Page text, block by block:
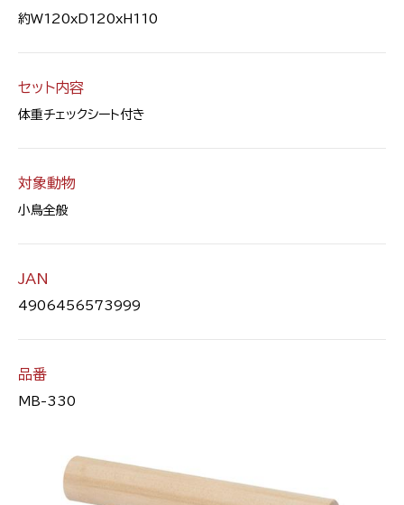
約W120xD120xH110
セット内容
体重チェックシート付き
対象動物
小鳥全般
JAN
4906456573999
品番
MB-330